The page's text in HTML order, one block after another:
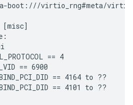
boot:///virtio_rng#meta/
[misc]
== 4
== 6900
== 4164 to ??
== 4101 to ??